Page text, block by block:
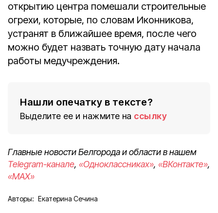
открытию центра помешали строительные
огрехи, которые, по словам Иконникова,
устранят в ближайшее время, после чего
можно будет назвать точную дату начала
работы медучреждения.
Нашли опечатку в тексте?
Выделите ее и нажмите на ссылку
Главные новости Белгорода и области в нашем
Telegram-канале, «Одноклассниках», «ВКонтакте»,
«MAX»
Авторы: Екатерина Сечина